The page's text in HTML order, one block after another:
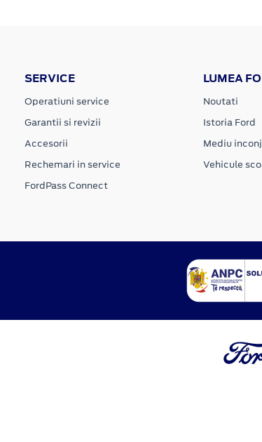
SERVICE
Operatiuni service
Garantii si revizii
Accesorii
Rechemari in service
FordPass Connect
LUMEA
Noutati
Istoria Ford
Mediu
Vehicule